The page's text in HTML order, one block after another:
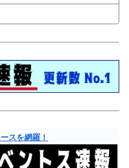
スを網羅！